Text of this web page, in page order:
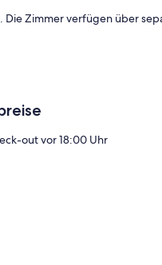
Zimmer verfügen über
out vor 18:00 Uhr